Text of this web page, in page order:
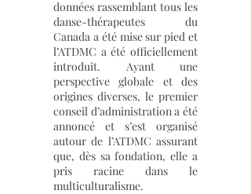
données rassemblant tous les
danse-thérapeutes du
Canada a été mise sur pied et
l’ATDMC a été officiellement
introduit. Ayant une
perspective globale et des
origines diverses, le premier
conseil d’administration a été
annoncé et s’est organisé
autour de l’ATDMC assurant
que, dès sa fondation, elle a
pris racine dans le
multiculturalisme.